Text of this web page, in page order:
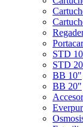
STD
STD
BB 10"
BB 20"